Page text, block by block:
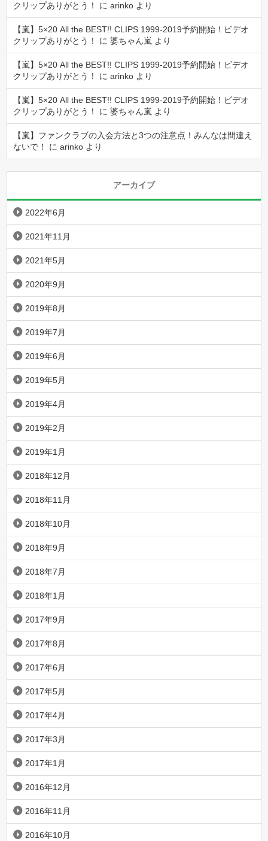
クリップありがとう！
にarinko より
【嵐】5×20 All the BEST!! CLIPS 1999-2019予約開始！ビデオ
クリップありがとう！
に婆ちゃん嵐 より
【嵐】5×20 All the BEST!! CLIPS 1999-2019予約開始！ビデオ
クリップありがとう！
にarinko より
【嵐】5×20 All the BEST!! CLIPS 1999-2019予約開始！ビデオ
クリップありがとう！
に婆ちゃん嵐 より
【嵐】ファンクラブの入会方法と3つの注意点！みんなは間違え
ないで！
にarinko より
アーカイブ
2022年6月
2021年11月
2021年5月
2020年9月
2019年8月
2019年7月
2019年6月
2019年5月
2019年4月
2019年2月
2019年1月
2018年12月
2018年11月
2018年10月
2018年9月
2018年7月
2018年1月
2017年9月
2017年8月
2017年6月
2017年5月
2017年4月
2017年3月
2017年1月
2016年12月
2016年11月
2016年10月